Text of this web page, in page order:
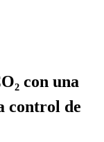
con una
control de